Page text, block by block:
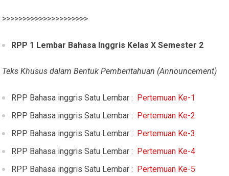
>>>>>>>>>>>>>>>>>>>>>
RPP 1 Lembar Bahasa Inggris Kelas X Semester 2
Teks Khusus dalam Bentuk Pemberitahuan (Announcement)
RPP Bahasa inggris Satu Lembar :
Pertemuan Ke-1
RPP Bahasa inggris Satu Lembar :
Pertemuan Ke-2
RPP Bahasa inggris Satu Lembar :
Pertemuan Ke-3
RPP Bahasa inggris Satu Lembar :
Pertemuan Ke-4
RPP Bahasa inggris Satu Lembar :
Pertemuan Ke-5